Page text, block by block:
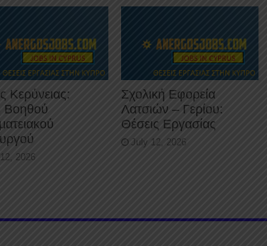
Κερύνειας:
Βοηθού
2026
Σχολική Εφορεία
Λατσιών – Γερίου:
Θέσεις Εργασίας
July 12, 2026